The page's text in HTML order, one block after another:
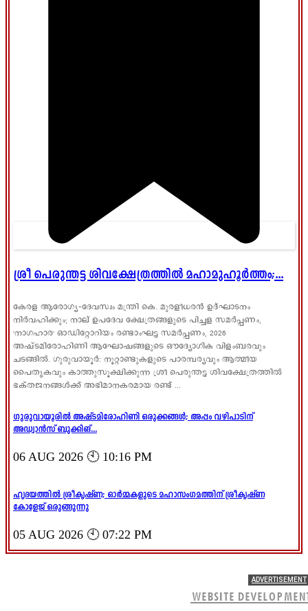
ശ്രീ പെരുന്തട്ട ശിവക്ഷേത്രത്തിൽ മഹാമുഹൂർത്തം;...
കേരള ആരോഗ്യ-ദേവസ്വം മന്ത്രി കെ. മുരളീധരൻ ഉദ്ഘാടനം
നിർവഹിക്കും; നാല് ഉപദേവ ക്ഷേത്രങ്ങളുടെ പിച്ചള സമർപ്പണം,
'നാഗഹാര' ഓഡിറ്റോറിയം രണ്ടാംഘട്ട സമർപ്പണം, 2026
അഷ്ടമിരോഹിണി ആഘോഷങ്ങളുടെ ഔദ്യോഗിക വിളംബരവും
ചടങ്ങിൽ. ഗുരുവായൂർ: നൂറ്റാണ്ടുകളുടെ പാരമ്പര്യവും ആത്മീയ
പൈതൃകവും കാത്തുസൂക്ഷിക്കുന്ന ശ്രീ പെരുന്തട്ട ശിവക്ഷേത്രത്തിൽ
ഭക്തജനങ്ങൾക്ക് അഭിമാനകരമായ രണ്ട് ...
ഗുരുവായൂരിൽ അഷ്ടമിരോഹിണി ഒരുക്കങ്ങൾ; അപ്പം വഴിപാടിന്
അഡ്വാൻസ് ബുക്കിങ്...
06 AUG 2026 🕙 10:16 PM
ഹൃദയത്തിൽ ശ്രീകൃഷ്ണ; ഓർമ്മകളുടെ മഹാസംഗമത്തിന് ശ്രീകൃഷ്ണ
കോളേജ് ഒരുങ്ങുന്നു
05 AUG 2026 🕙 07:22 PM
ADVERTISEMENT
WEBSITE